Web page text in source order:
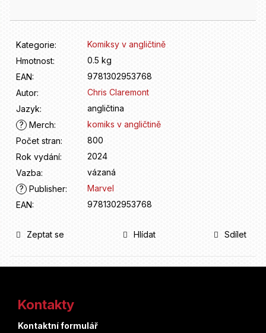
Kategorie:
Komiksy v angličtině
Hmotnost:
0.5 kg
EAN:
9781302953768
Autor:
Chris Claremont
Jazyk:
angličtina
? Merch:
komiks v angličtině
Počet stran:
800
Rok vydání:
2024
Vazba:
vázaná
? Publisher:
Marvel
EAN: 9781302953768
Zeptat se Hlídat Sdílet
r
č
u
e
e
Kontakty
Kontaktní formulář